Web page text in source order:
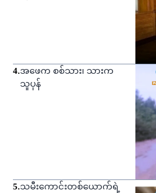
4.အဖေက စစ်သား၊ သားက
သူပုန်
5.သမီးကောင်းတစ်ယောက်ရဲ့